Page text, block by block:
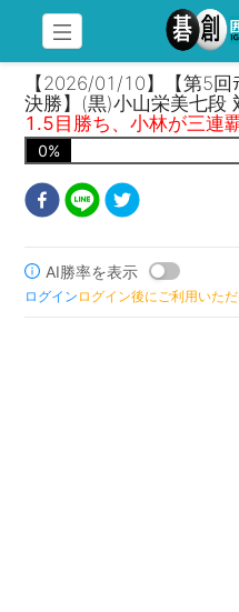
【2026/01/10】【第5回
決勝】(黒)小山栄美七段
1.5目勝ち、小林が三連
0%
AI勝率を表示
ログイン ログイン後にご利用いただ